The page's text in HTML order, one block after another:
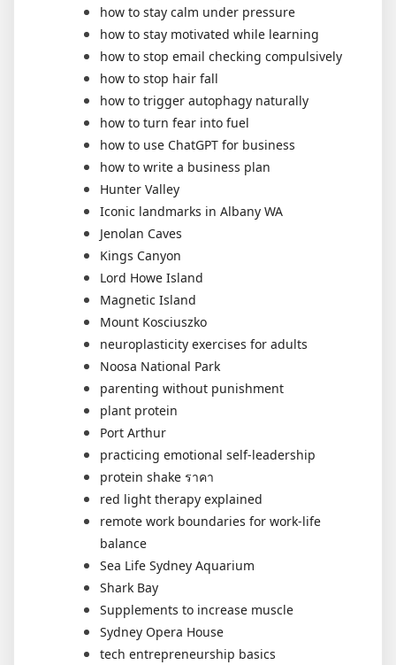
how to stay calm under pressure
how to stay motivated while learning
how to stop email checking compulsively
how to stop hair fall
how to trigger autophagy naturally
how to turn fear into fuel
how to use ChatGPT for business
how to write a business plan
Hunter Valley
Iconic landmarks in Albany WA
Jenolan Caves
Kings Canyon
Lord Howe Island
Magnetic Island
Mount Kosciuszko
neuroplasticity exercises for adults
Noosa National Park
parenting without punishment
plant protein
Port Arthur
practicing emotional self-leadership
protein shake ราคา
red light therapy explained
remote work boundaries for work-life
balance
Sea Life Sydney Aquarium
Shark Bay
Supplements to increase muscle
Sydney Opera House
tech entrepreneurship basics